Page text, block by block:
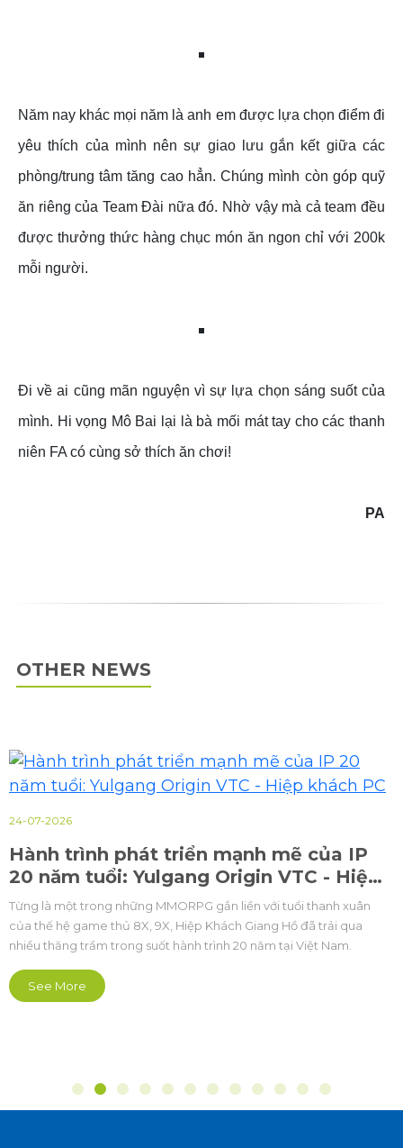
Năm nay khác mọi năm là anh em được lựa chọn điểm đi
yêu thích của mình nên sự giao lưu gắn kết giữa các
phòng/trung tâm tăng cao hẳn. Chúng mình còn góp quỹ
ăn riêng của Team Đài nữa đó. Nhờ vậy mà cả team đều
được thưởng thức hàng chục món ăn ngon chỉ với 200k
mỗi người.
Đi về ai cũng mãn nguyện vì sự lựa chọn sáng suốt của
mình. Hi vọng Mô Bai lại là bà mối mát tay cho các thanh
niên FA có cùng sở thích ăn chơi!
PA
OTHER NEWS
24-07-2026
Hành trình phát triển mạnh mẽ của IP
20 năm tuổi: Yulgang Origin VTC - Hiệp
khách PC
Từng là một trong những MMORPG gắn liền với tuổi thanh xuân
của thế hệ game thủ 8X, 9X, Hiệp Khách Giang Hồ đã trải qua
nhiều thăng trầm trong suốt hành trình 20 năm tại Việt Nam.
See More